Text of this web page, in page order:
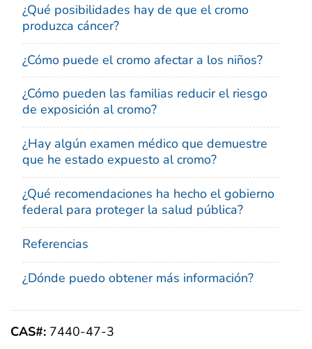
¿Qué posibilidades hay de que el cromo
produzca cáncer?
¿Cómo puede el cromo afectar a los niños?
¿Cómo pueden las familias reducir el riesgo
de exposición al cromo?
¿Hay algún examen médico que demuestre
que he estado expuesto al cromo?
¿Qué recomendaciones ha hecho el gobierno
federal para proteger la salud pública?
Referencias
¿Dónde puedo obtener más información?
CAS#: 7440-47-3